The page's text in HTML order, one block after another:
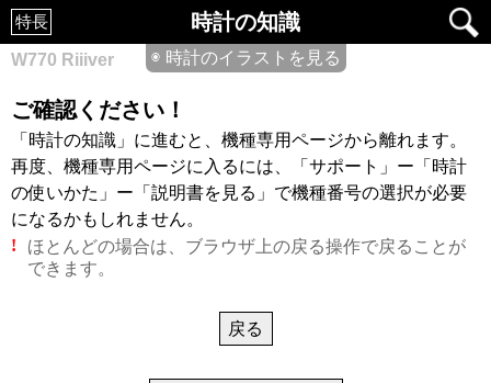
特長 時計の知識
◉ 時計のイラストを見る
W770 Riiiver
ご確認ください！
「時計の知識」に進むと、機種専用ページから離れます。
再度、機種専用ページに入るには、「サポート」ー「時計
の使いかた」ー「説明書を見る」で機種番号の選択が必要
になるかもしれません。
!
ほとんどの場合は、ブラウザ上の戻る操作で戻ることが
できます。
戻る